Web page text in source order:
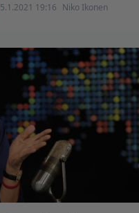
5.1.2021 19:16 Niko Ikonen